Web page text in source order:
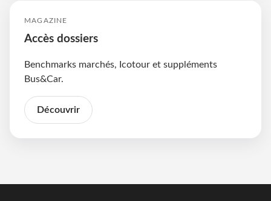
MAGAZINE
Accès dossiers
Benchmarks marchés, Icotour et suppléments
Bus&Car.
Découvrir